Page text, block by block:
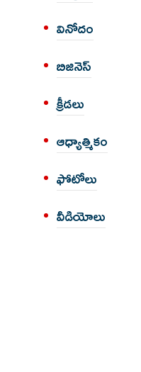
వినోదం
బిజినెస్
క్రీడలు
ఆధ్యాత్మికం
ఫోటోలు
వీడియోలు